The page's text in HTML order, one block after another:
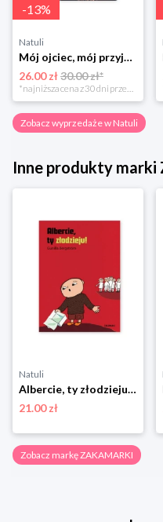
-13%
Natuli
Mój ojciec, mój przyjaciel Element
26.00 zł30.00 zł*
*najniższa cena z 30 dni przed obniżką
Zobacz wyprzedaże w Natuli
Inne produkty marki
Natuli
Albercie, ty złodzieju! Zakamarki
21.00 zł
Zobacz markę ZAKAMARKI